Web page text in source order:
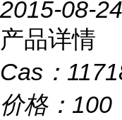
2015-08-24
产品详情
Cas：
价格： 100